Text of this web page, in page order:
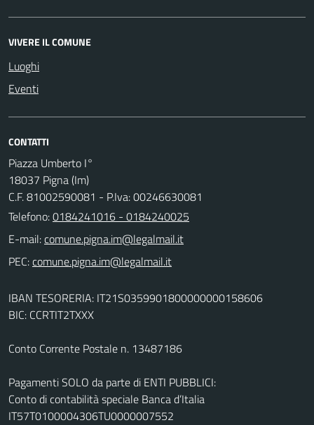
VIVERE IL COMUNE
Luoghi
Eventi
CONTATTI
Piazza Umberto I°
18037 Pigna (Im)
C.F. 81002590081 - P.Iva: 00246630081
Telefono:0184241016 - 0184240025
E-mail:
PEC:
IBAN TESORERIA: IT21S0359901800000000158606
BIC: CCRTIT2TXXX
Conto Corrente Postale n. 13487186
Pagamenti SOLO da parte di ENTI PUBBLICI:
Conto di contabilità speciale Banca d’Italia
IT57T0100004306TU0000007552